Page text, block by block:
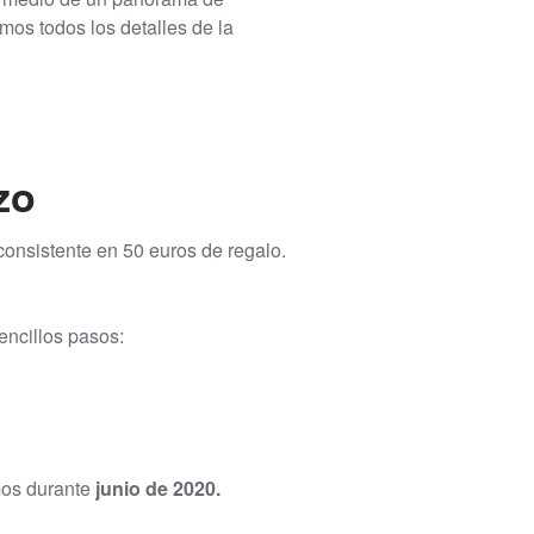
todos los detalles de la
en 50 euros de regalo.
pasos:
durante junio de 2020.